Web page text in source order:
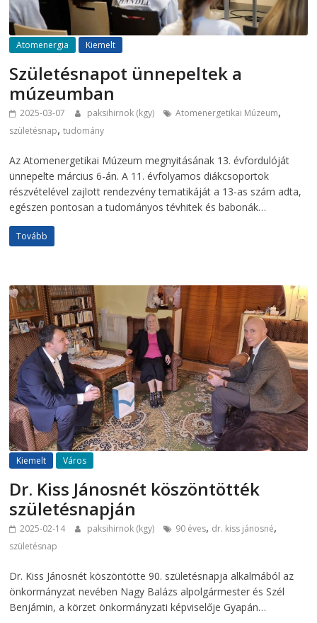
Atomenergia Kiemelt
Születésnapot ünnepeltek a
múzeumban
2025-03-07 paksihirnok (kgy) Atomenergetikai Múzeum,
születésnap,tudomány
Az Atomenergetikai Múzeum megnyitásának 13. évfordulóját
ünnepelte március 6-án. A 11. évfolyamos diákcsoportok
részvételével zajlott rendezvény tematikáját a 13-as szám adta,
egészen pontosan a tudományos tévhitek és babonák…
Tovább
Kiemelt Város
Dr. Kiss Jánosnét köszöntötték
születésnapján
2025-02-14 paksihirnok (kgy) 90 éves, dr. kiss jánosné,
születésnap
Dr. Kiss Jánosnét köszöntötte 90. születésnapja alkalmából az
önkormányzat nevében Nagy Balázs alpolgármester és Szél
Benjámin, a körzet önkormányzati képviselője Gyapán…